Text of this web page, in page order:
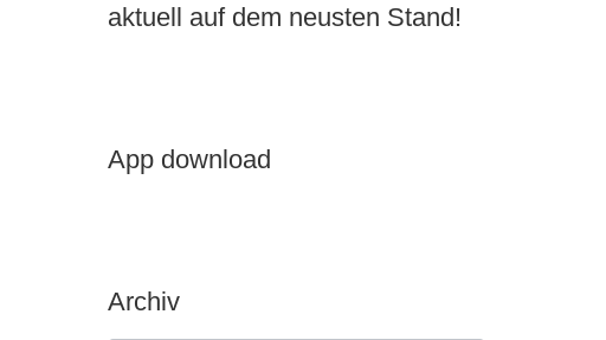
aktuell auf dem neusten Stand!
App download
Archiv